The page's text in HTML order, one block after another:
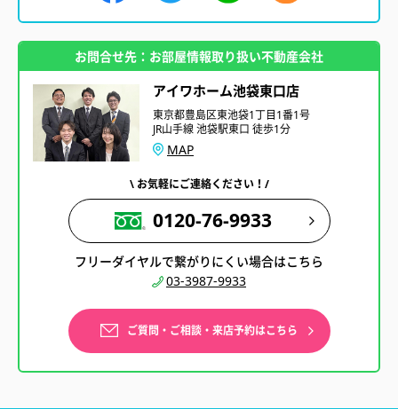
お問合せ先：お部屋情報取り扱い不動産会社
アイワホーム池袋東口店
東京都豊島区東池袋1丁目1番1号
JR山手線 池袋駅東口 徒歩1分
MAP
\ お気軽にご連絡ください！/
0120-76-9933
フリーダイヤルで繋がりにくい場合はこちら
03-3987-9933
ご質問・ご相談・来店予約はこちら